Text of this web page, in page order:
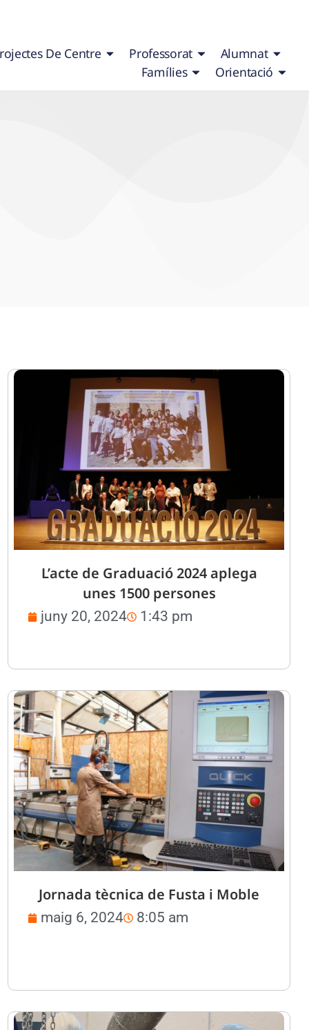
De Centre Professorat
Alumnat
Famílies
Orientació
L’acte de Graduació 2024 aplega
unes 1500 persones
juny 20, 2024 1:43 pm
Jornada tècnica de Fusta i Moble
maig 6, 2024 8:05 am